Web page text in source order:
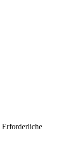
Erforderliche